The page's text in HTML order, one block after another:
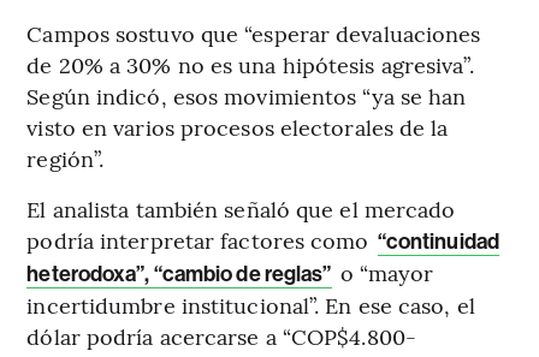
Campos sostuvo que “esperar devaluaciones
de 20% a 30% no es una hipótesis agresiva”.
Según indicó, esos movimientos “ya se han
visto en varios procesos electorales de la
región”.
El analista también señaló que el mercado
podría interpretar factores como “continuidad
heterodoxa”, “cambio de reglas” o “mayor
incertidumbre institucional”. En ese caso, el
dólar podría acercarse a “COP$4.800-